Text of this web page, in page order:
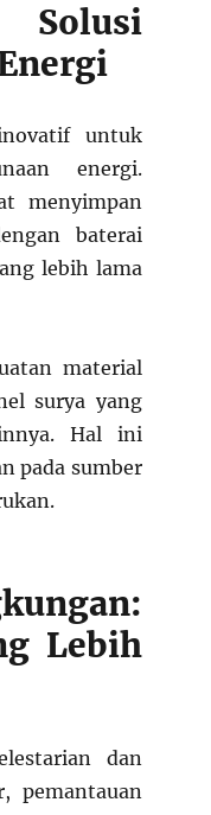
Solusi
untuk
energi.
menyimpan
baterai
lebih lama
material
surya yang
Hal ini
pada sumber
Lebih
dan
pemantauan